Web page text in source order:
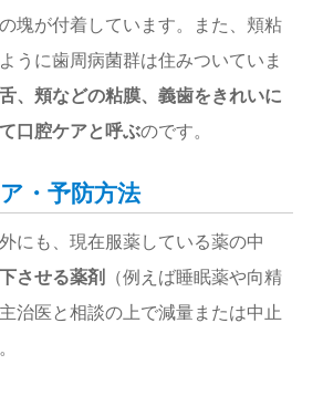
塊が付着しています。また、頬粘
うに歯周病菌群は住みついていま
、頬などの粘膜、義歯をきれいに
口腔ケアと呼ぶのです。
・予防方法
にも、現在服薬している薬の中
させる薬剤
（例えば睡眠薬や向精
治医と相談の上で減量または中止